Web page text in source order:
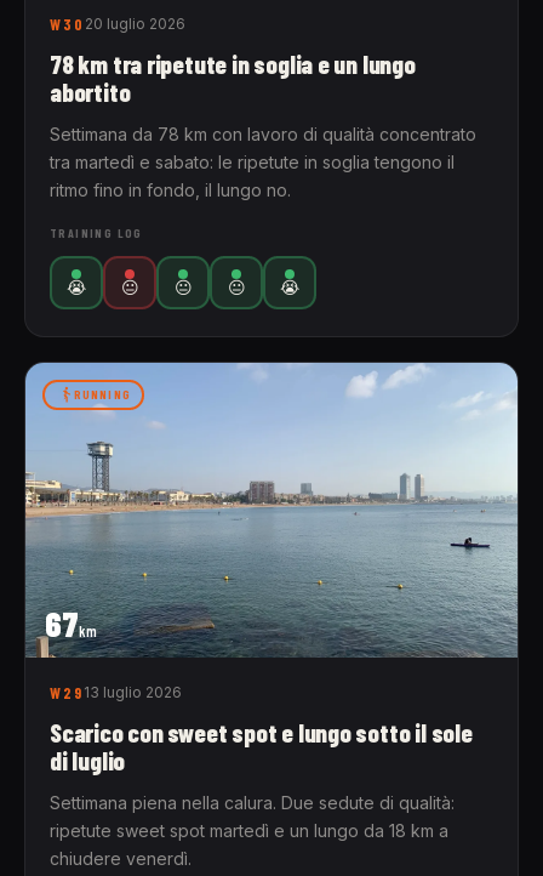
W30 20 luglio 2026
78 km tra ripetute in soglia e un lungo
abortito
Settimana da 78 km con lavoro di qualità concentrato
tra martedì e sabato: le ripetute in soglia tengono il
ritmo fino in fondo, il lungo no.
TRAINING LOG
😭 😐 😐 😐 😭
67km
RUNNING
W29 13 luglio 2026
Scarico con sweet spot e lungo sotto il sole
di luglio
Settimana piena nella calura. Due sedute di qualità:
ripetute sweet spot martedì e un lungo da 18 km a
chiudere venerdì.